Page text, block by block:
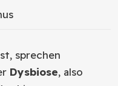
sprechen
Dysbiose, also